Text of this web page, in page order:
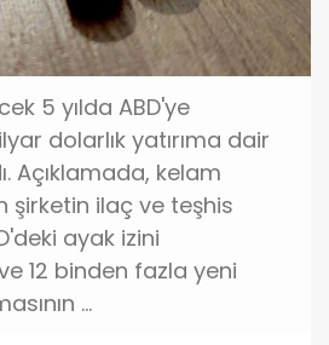
5 yılda ABD'ye
dolarlık yatırıma dair
Açıklamada, kelam
şirketin ilaç ve teşhis
ayak izini
12 binden fazla yeni
...